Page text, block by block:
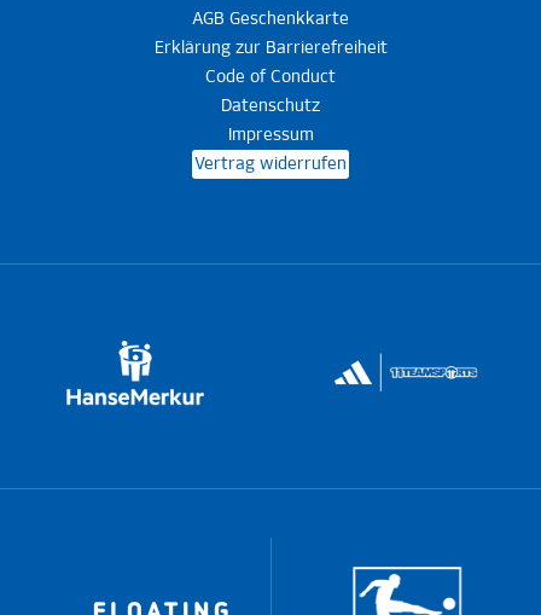
AGB Geschenkkarte
Erklärung zur Barrierefreiheit
Code of Conduct
Datenschutz
Impressum
Vertrag widerrufen